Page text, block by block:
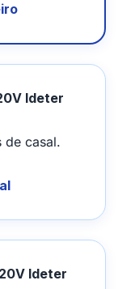
Ideter
de casal.
Ideter